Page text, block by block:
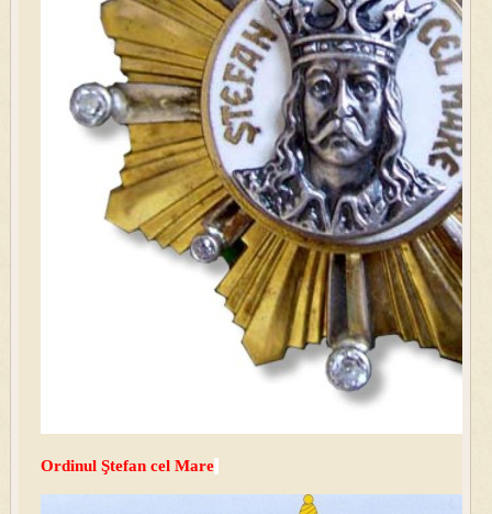
Ordinul Ştefan cel Mare